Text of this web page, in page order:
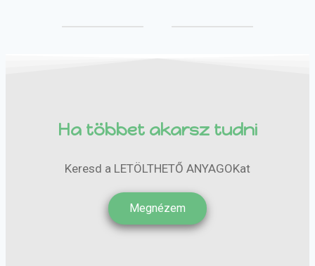
Ha többet akarsz tudni
Keresd a LETÖLTHETŐ ANYAGOKat
Megnézem